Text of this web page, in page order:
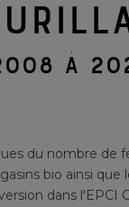
À
du nombre de
bio ainsi que
dans l'EPCI